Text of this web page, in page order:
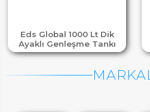
Eds Global 1000 Lt Dik
Ayaklı Genleşme Tankı